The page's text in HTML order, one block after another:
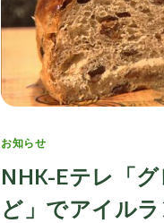
Categories
お知らせ
NHK-Eテレ「
ど」でアイル